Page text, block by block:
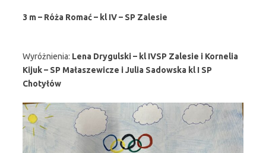
3 m – Róża Romać – kl IV – SP Zalesie
Wyróżnienia: Lena Drygulski – kl IVSP Zalesie i Kornelia
Kijuk – SP Małaszewicze i Julia Sadowska kl I SP
Chotyłów